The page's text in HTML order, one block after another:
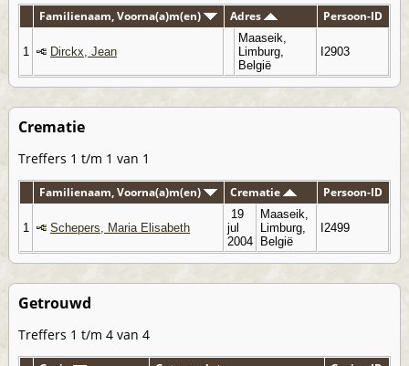
Familienaam, Voorna(a)m(en) Adres Persoon-ID
1 Dirckx, Jean
Maaseik,
Limburg,
België
I2903
Crematie
Treffers 1 t/m 1 van 1
Familienaam, Voorna(a)m(en) Crematie Persoon-ID
1 Schepers, Maria Elisabeth
19
jul
2004
Maaseik,
Limburg,
België
I2499
Getrouwd
Treffers 1 t/m 4 van 4